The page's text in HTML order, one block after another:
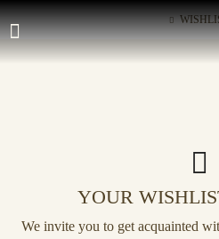
YOUR
We invite you to get acquainted